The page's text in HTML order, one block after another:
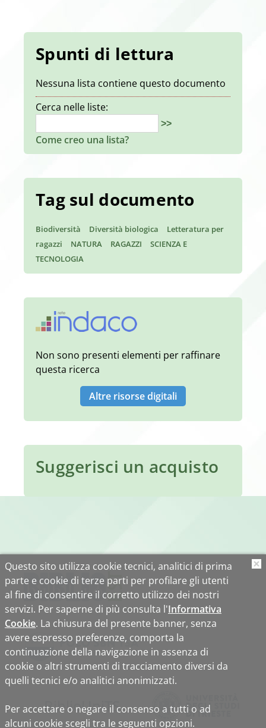
Spunti di lettura
Nessuna lista contiene questo documento
Cerca nelle liste:
>>
Come creo una lista?
Tag sul documento
Biodiversità Diversità biologica
Letteratura per
ragazzi
NATURA RAGAZZI
SCIENZA E
TECNOLOGIA
Non sono presenti elementi per raffinare
questa ricerca
Altre risorse digitali
Suggerisci un acquisto
BiblioUniTS
Questo sito utilizza cookie tecnici, analitici di prima
parte e cookie di terze parti per profilare gli utenti
al fine di consentire il corretto utilizzo dei nostri
servizi. Per saperne di più consulta l'Informativa
Cookie. La chiusura del presente banner, senza
avere espresso preferenze, comporta la
continuazione della navigazione in assenza di
cookie o altri strumenti di tracciamento diversi da
quelli tecnici e/o analitici anonimizzati.
Per accettare o negare il consenso a tutti o ad
alcuni cookie scegli tra le seguenti opzioni.